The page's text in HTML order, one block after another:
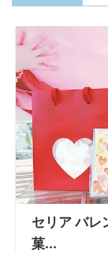
セリア バ
菓...